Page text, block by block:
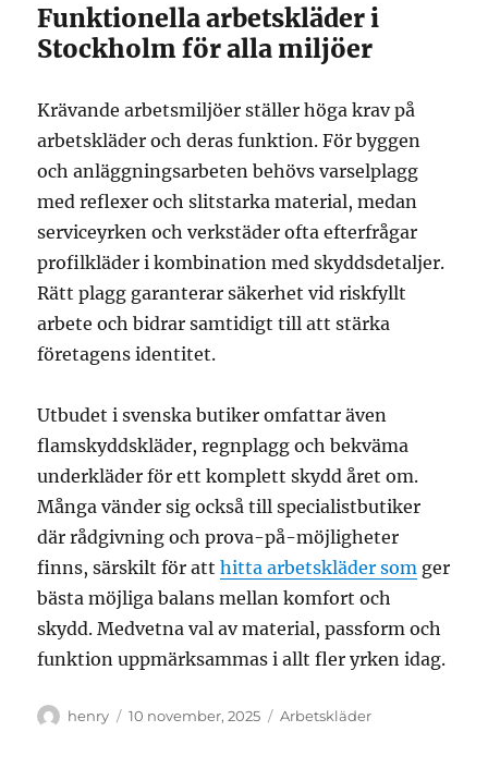
Funktionella arbetskläder i
Stockholm för alla miljöer
Krävande arbetsmiljöer ställer höga krav på
arbetskläder och deras funktion. För byggen
och anläggningsarbeten behövs varselplagg
med reflexer och slitstarka material, medan
serviceyrken och verkstäder ofta efterfrågar
profilkläder i kombination med skyddsdetaljer.
Rätt plagg garanterar säkerhet vid riskfyllt
arbete och bidrar samtidigt till att stärka
företagens identitet.
Utbudet i svenska butiker omfattar även
flamskyddskläder, regnplagg och bekväma
underkläder för ett komplett skydd året om.
Många vänder sig också till specialistbutiker
där rådgivning och prova-på-möjligheter
finns, särskilt för atthitta arbetskläder som ger
bästa möjliga balans mellan komfort och
skydd. Medvetna val av material, passform och
funktion uppmärksammas i allt fler yrken idag.
Författare
henry
Publicerat
10 november, 2025 Kategorier
Arbetskläder